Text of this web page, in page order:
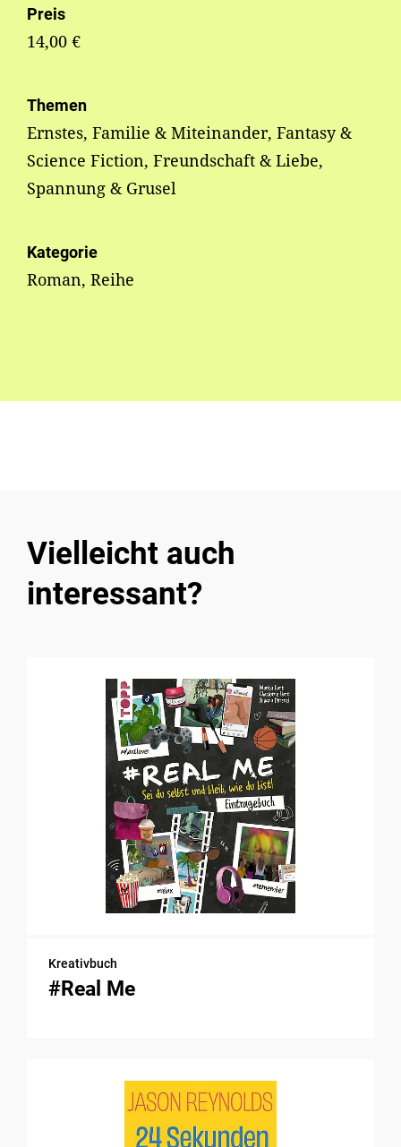
Preis
14,00 €
Themen
Ernstes, Familie & Miteinander, Fantasy &
Science Fiction, Freundschaft & Liebe,
Spannung & Grusel
Kategorie
Roman, Reihe
Vielleicht auch
interessant?
Kreativbuch
#Real Me